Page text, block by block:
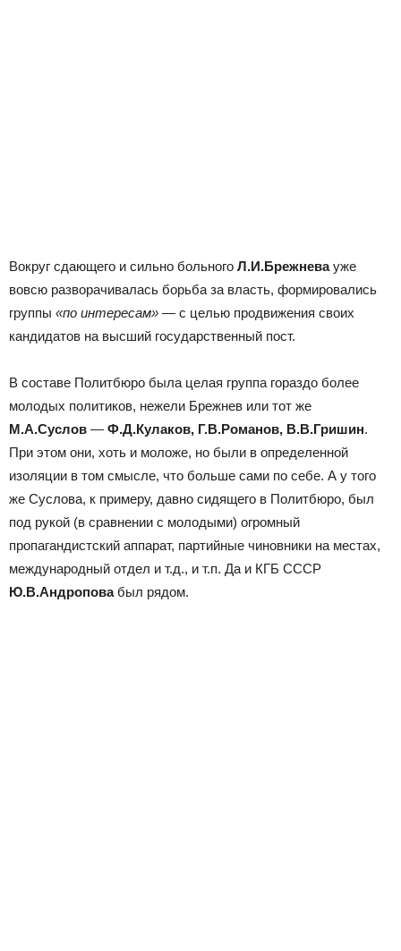
Вокруг сдающего и сильно больного Л.И.Брежневауже
вовсю разворачивалась борьба за власть, формировались
группы «по интересам» — с целью продвижения своих
кандидатов на высший государственный пост.
В составе Политбюро была целая группа гораздо более
молодых политиков, нежели Брежнев или тот же
М.А.Суслов — Ф.Д.Кулаков, Г.В.Романов, В.В.Гришин.
При этом они, хоть и моложе, но были в определенной
изоляции в том смысле, что больше сами по себе. А у того
же Суслова, к примеру, давно сидящего в Политбюро, был
под рукой (в сравнении с молодыми) огромный
пропагандистский аппарат, партийные чиновники на местах,
международный отдел и т.д., и т.п. Да и КГБ СССР
Ю.В.Андроповабыл рядом.